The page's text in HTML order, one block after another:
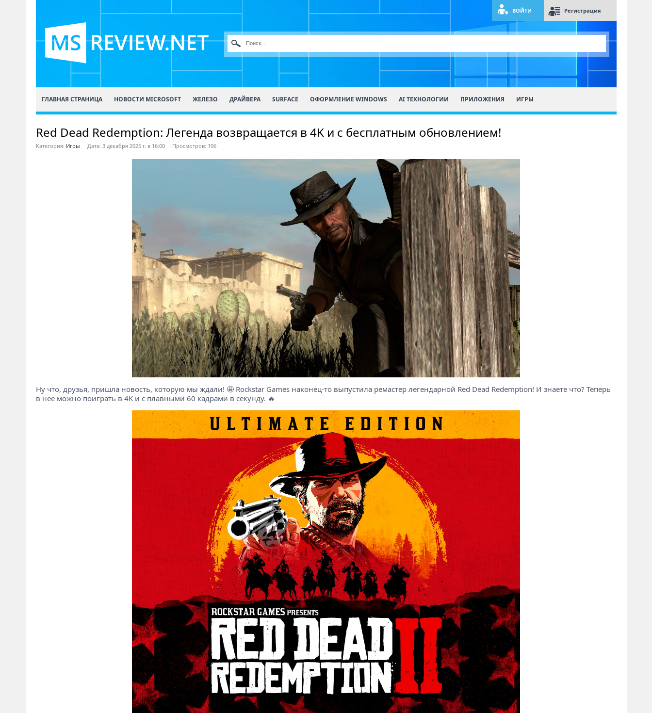
ВОЙТИ Регистрация
ГЛАВНАЯ СТРАНИЦА НОВОСТИ MICROSOFT ЖЕЛЕЗО ДРАЙВЕРА SURFACE ОФОРМЛЕНИЕ WINDOWS AI ТЕХНОЛОГИИ ПРИЛОЖЕНИЯ ИГРЫ
Red Dead Redemption: Легенда возвращается в 4K и с бесплатным обновлением!
Категория: Игры Дата: 3 декабря 2025 г. в 16:00 Просмотров: 196
Ну что, друзья, пришла новость, которую мы ждали! 🤩 Rockstar Games наконец-то выпустила ремастер легендарной Red Dead Redemption! И знаете что? Теперь
в нее можно поиграть в 4K и с плавными 60 кадрами в секунду. 🔥